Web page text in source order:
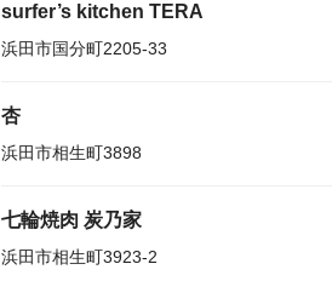
surfer’s kitchen TERA
浜田市国分町2205-33
杏
浜田市相生町3898
七輪焼肉 炭乃家
浜田市相生町3923-2